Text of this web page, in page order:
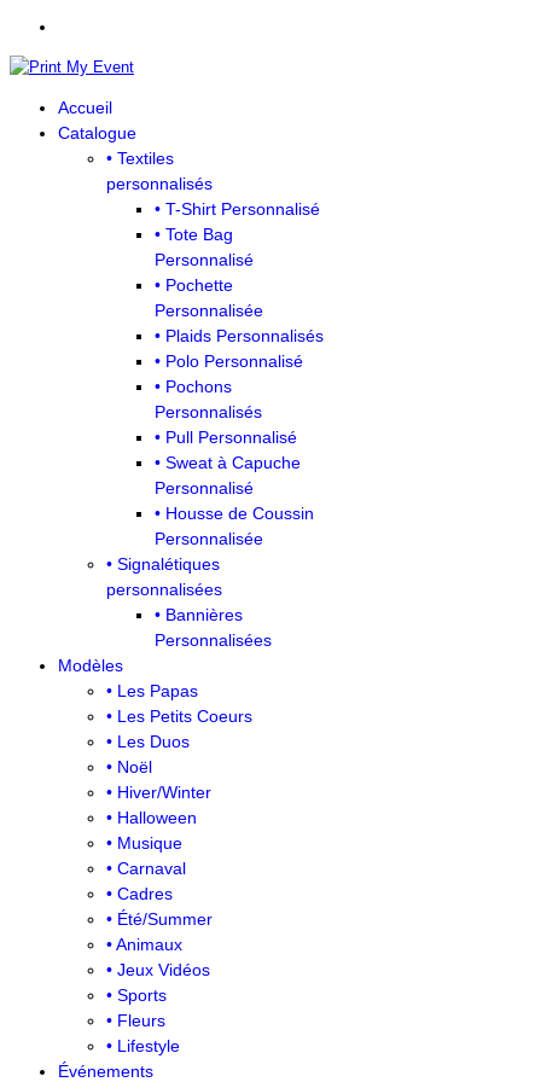
Accueil
Catalogue
• Textiles
personnalisés
• T-Shirt Personnalisé
• Tote Bag
Personnalisé
• Pochette
Personnalisée
• Plaids Personnalisés
• Polo Personnalisé
• Pochons
Personnalisés
• Pull Personnalisé
• Sweat à Capuche
Personnalisé
• Housse de Coussin
Personnalisée
• Signalétiques
personnalisées
• Bannières
Personnalisées
Modèles
• Les Papas
• Les Petits Coeurs
• Les Duos
• Noël
• Hiver/Winter
• Halloween
• Musique
• Carnaval
• Cadres
• Été/Summer
• Animaux
• Jeux Vidéos
• Sports
• Fleurs
• Lifestyle
Événements